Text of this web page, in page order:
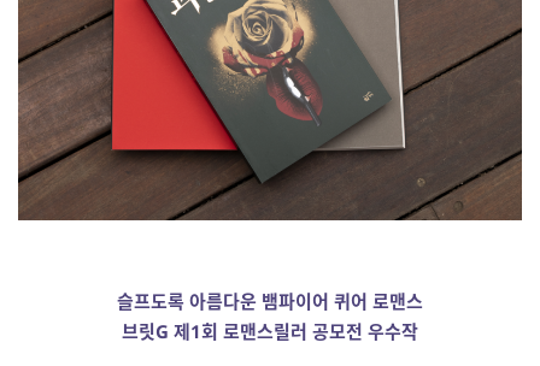
슬프도록 아름다운 뱀파이어 퀴어 로맨스
브릿G 제1회 로맨스릴러 공모전 우수작